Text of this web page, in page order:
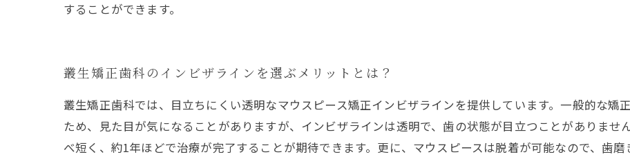
することができます。
叢生矯正歯科のインビザラインを選ぶメリットとは？
叢生矯正歯科では、目立ちにくい透明なマウスピース矯正インビザラインを提供しています。一般的な矯
ため、見た目が気になることがありますが、インビザラインは透明で、歯の状態が目立つことがありませ
べ短く、約1年ほどで治療が完了することが期待できます。更に、マウスピースは脱着が可能なので、歯